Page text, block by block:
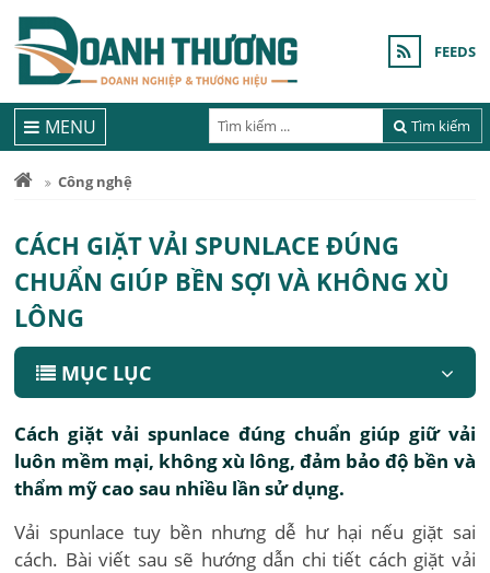
FEEDS
Tìm kiếm
MENU
Công nghệ
CÁCH GIẶT VẢI SPUNLACE ĐÚNG
CHUẨN GIÚP BỀN SỢI VÀ KHÔNG XÙ
LÔNG
MỤC LỤC
Cách giặt vải spunlace đúng chuẩn giúp giữ vải
luôn mềm mại, không xù lông, đảm bảo độ bền và
thẩm mỹ cao sau nhiều lần sử dụng.
Vải spunlace tuy bền nhưng dễ hư hại nếu giặt sai
cách. Bài viết sau sẽ hướng dẫn chi tiết cách giặt vải